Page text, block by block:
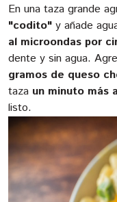
En una taza grande
"codito" y añade
al microondas por
dente y sin agua.
gramos de queso
taza un minuto más
listo.